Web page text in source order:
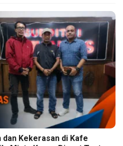
dan Kekerasan di Kafe